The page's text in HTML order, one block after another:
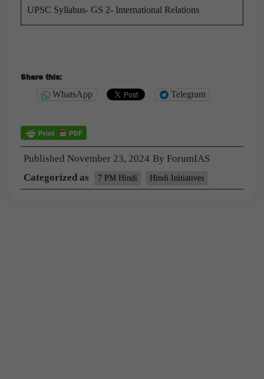
UPSC Syllabus- GS 2- International Relations
Share this:
WhatsApp Telegram
Published November 23, 2024 By ForumIAS
Categorized as
7 PM Hindi Hindi Initiatives